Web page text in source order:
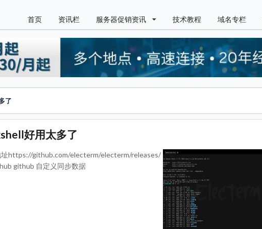
首页 资讯栏 服务器促销资讯 技术教程 域名专栏
了
好用太多了
https://github.com/electerm/electerm/releases/
github 自定义同步数据